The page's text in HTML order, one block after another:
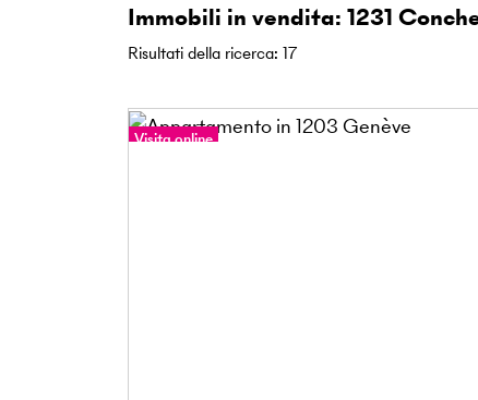
Immobili in vendita: 1231
Risultati della ricerca: 17
Visita online